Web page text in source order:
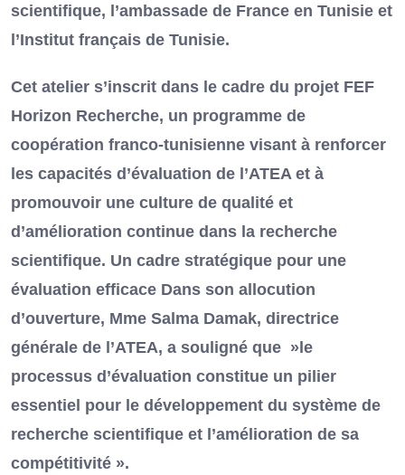
scientifique, l’ambassade de France en Tunisie et
l’Institut français de Tunisie.
Cet atelier s’inscrit dans le cadre du projet FEF
Horizon Recherche, un programme de
coopération franco-tunisienne visant à renforcer
les capacités d’évaluation de l’ATEA et à
promouvoir une culture de qualité et
d’amélioration continue dans la recherche
scientifique. Un cadre stratégique pour une
évaluation efficace Dans son allocution
d’ouverture, Mme Salma Damak, directrice
générale de l’ATEA, a souligné que »le
processus d’évaluation constitue un pilier
essentiel pour le développement du système de
recherche scientifique et l’amélioration de sa
compétitivité ».